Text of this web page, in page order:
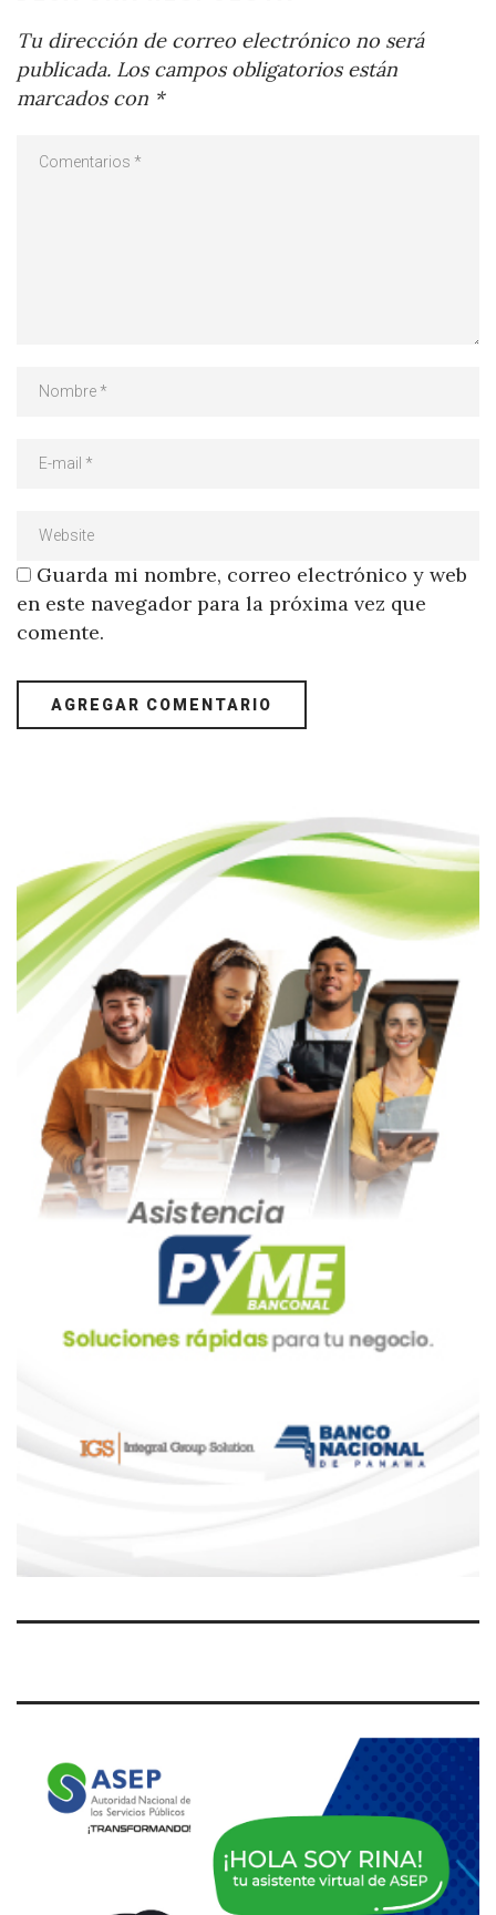
Tu dirección de correo electrónico no será
publicada. Los campos obligatorios están
marcados con *
Guarda mi nombre, correo electrónico y web
en este navegador para la próxima vez que
comente.